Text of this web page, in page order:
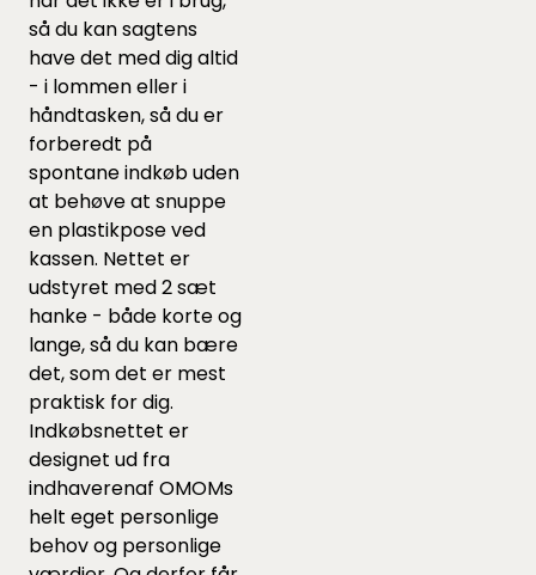
så du kan sagtens
have det med dig altid
- i lommen eller i
håndtasken, så du er
forberedt på
spontane indkøb uden
at behøve at snuppe
en plastikpose ved
kassen. Nettet er
udstyret med 2 sæt
hanke - både korte og
lange, så du kan bære
det, som det er mest
praktisk for dig.
Indkøbsnettet er
designet ud fra
indhaverenaf OMOMs
helt eget personlige
behov og personlige